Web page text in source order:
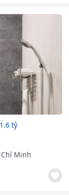
tỷ
Minh